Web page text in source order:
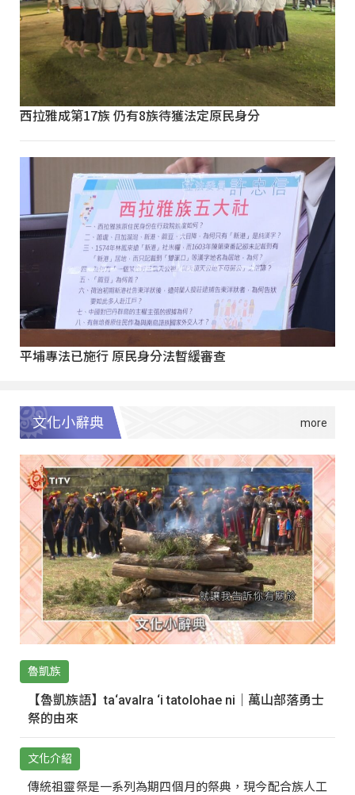
西拉雅成第17族 仍有8族待獲法定原民身分
平埔專法已施行 原民身分法暫緩審查
文化小辭典
魯凱族
【魯凱族語】ta‘avalra ‘i tatolohae ni｜萬山部落勇士
祭的由來
文化介紹
傳統祖靈祭是一系列為期四個月的祭典，現今配合族人工